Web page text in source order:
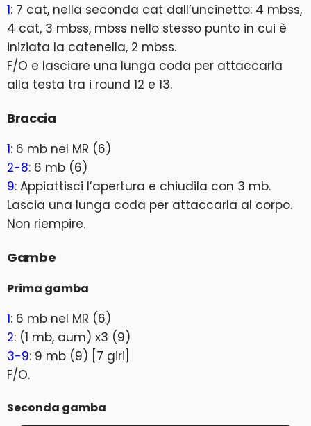
1: 7 cat, nella seconda cat dall’uncinetto: 4 mbss,
4 cat, 3 mbss, mbss nello stesso punto in cui è
iniziata la catenella, 2 mbss.
F/O e lasciare una lunga coda per attaccarla
alla testa tra i round 12 e 13.
Braccia
1: 6 mb nel MR (6)
2-8: 6 mb (6)
9: Appiattisci l’apertura e chiudila con 3 mb.
Lascia una lunga coda per attaccarla al corpo.
Non riempire.
Gambe
Prima gamba
1: 6 mb nel MR (6)
2: (1 mb, aum) x3 (9)
3-9: 9 mb (9) [7 giri]
F/O.
Seconda gamba